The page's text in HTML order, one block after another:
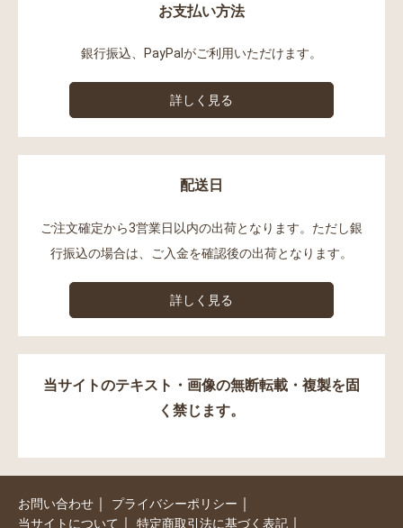
お支払い方法
銀行振込、PayPalがご利用いただけます。
詳しく見る
配送日
ご注文確定から3営業日以内の出荷となります。ただし銀
行振込の場合は、ご入金を確認後の出荷となります。
詳しく見る
当サイトのテキスト・画像の無断転載・複製を固
く禁じます。
お問い合わせ プライバシーポリシー
当サイトについて 特定商取引法に基づく表記